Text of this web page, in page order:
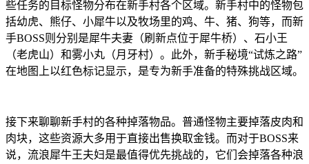
些任务的目标怪物分布在新手村各个区域。新手村中的怪物包
括幼虎、熊仔、小犀牛以及牧场里的鸡、牛、猪、狗等，而新
手BOSS则分别是犀牛夫妻（刷新点位于犀牛桥）、石小王
（老虎山）和雾小丸（月牙村）。此外，新手秘境“试炼之路”
在地图上以红色标记显示，是专为新手准备的特殊挑战区域。
接下来聊聊新手村的各种掉落物品。普通怪物主要掉落皮肉和
肉块，这些资源大多用于直接出售换取金钱。而对于BOSS来
说，流浪犀牛王夫妇是最值得优先挑战的，它们会掉落各种浪